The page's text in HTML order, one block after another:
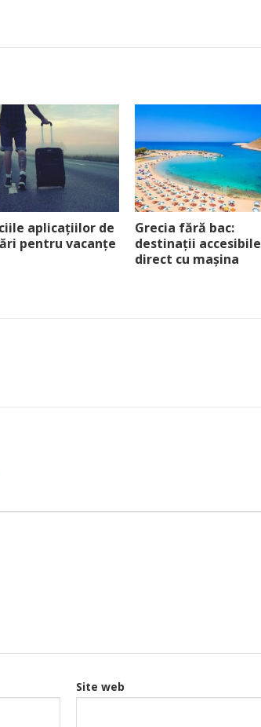
aplicațiilor de
pentru vacanțe
Grecia fără bac:
destinații accesibile
direct cu mașina
Site web